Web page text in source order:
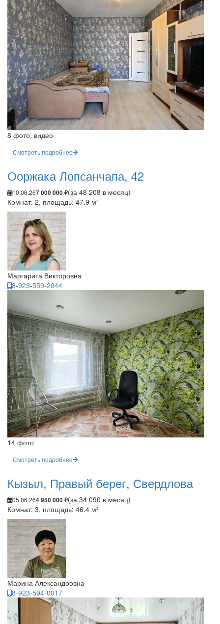
8 фото, видео
Смотреть подробнее
Ооржака Лопсанчапа, 42
10.06.267 000 000 ₽(за 48 208 в месяц)
Комнат: 2, площадь: 47.9 м²
Маргарита Викторовна
8-923-559-2044
14 фото
Смотреть подробнее
Кызыл, Правый берег, Свердлова
05.06.264 950 000 ₽(за 34 090 в месяц)
Комнат: 3, площадь: 46.4 м²
Марина Александровна
8-923-594-0017